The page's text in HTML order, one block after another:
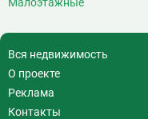
Вся недвижимость
О проекте
Реклама
Контакты